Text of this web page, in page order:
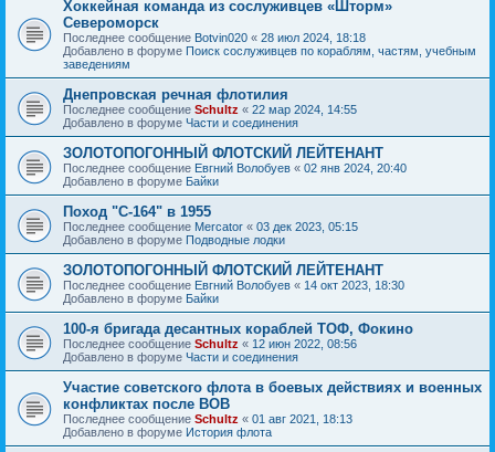
Хоккейная команда из сослуживцев «Шторм»
Североморск
Последнее сообщение Botvin020 « 28 июл 2024, 18:18
Добавлено в форуме Поиск сослуживцев по кораблям, частям, учебным
заведениям
Днепровская речная флотилия
Последнее сообщение Schultz « 22 мар 2024, 14:55
Добавлено в форуме Части и соединения
ЗОЛОТОПОГОННЫЙ ФЛОТСКИЙ ЛЕЙТЕНАНТ
Последнее сообщение Евгний Волобуев « 02 янв 2024, 20:40
Добавлено в форуме Байки
Поход "С-164" в 1955
Последнее сообщение Mercator « 03 дек 2023, 05:15
Добавлено в форуме Подводные лодки
ЗОЛОТОПОГОННЫЙ ФЛОТСКИЙ ЛЕЙТЕНАНТ
Последнее сообщение Евгний Волобуев « 14 окт 2023, 18:30
Добавлено в форуме Байки
100-я бригада десантных кораблей ТОФ, Фокино
Последнее сообщение Schultz « 12 июн 2022, 08:56
Добавлено в форуме Части и соединения
Участие советского флота в боевых действиях и военных
конфликтах после ВОВ
Последнее сообщение Schultz « 01 авг 2021, 18:13
Добавлено в форуме История флота